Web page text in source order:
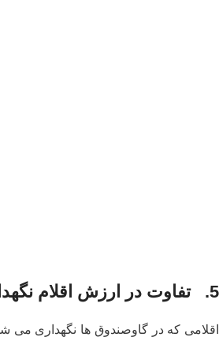
5. تفاوت در ارزش اقلام
اقلامی که در گاوصندوق ها نگهداری می